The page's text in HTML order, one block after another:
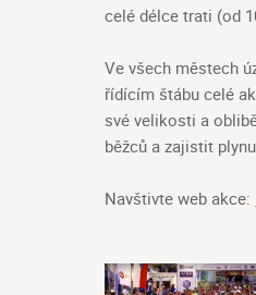
celé délce trati (od
Ve všech městech
řídícím štábu celé
své velikosti a
běžců a zajistit
Navštivte web akce: